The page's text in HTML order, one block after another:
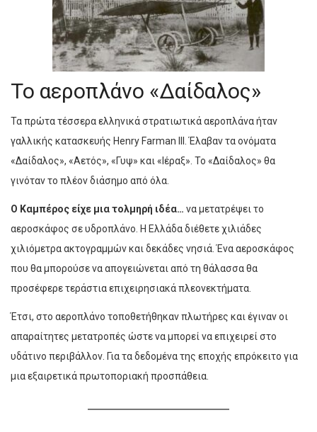
Το αεροπλάνο «Δαίδαλος»
Τα πρώτα τέσσερα ελληνικά στρατιωτικά αεροπλάνα ήταν
γαλλικής κατασκευής Henry Farman III. Έλαβαν τα ονόματα
«Δαίδαλος», «Αετός», «Γυψ» και «Ιέραξ». Το «Δαίδαλος» θα
γινόταν το πλέον διάσημο από όλα.
Ο Καμπέρος είχε μια τολμηρή ιδέα… να μετατρέψει το
αεροσκάφος σε υδροπλάνο. Η Ελλάδα διέθετε χιλιάδες
χιλιόμετρα ακτογραμμών και δεκάδες νησιά. Ένα αεροσκάφος
που θα μπορούσε να απογειώνεται από τη θάλασσα θα
προσέφερε τεράστια επιχειρησιακά πλεονεκτήματα.
Έτσι, στο αεροπλάνο τοποθετήθηκαν πλωτήρες και έγιναν οι
απαραίτητες μετατροπές ώστε να μπορεί να επιχειρεί στο
υδάτινο περιβάλλον. Για τα δεδομένα της εποχής επρόκειτο για
μια εξαιρετικά πρωτοποριακή προσπάθεια.